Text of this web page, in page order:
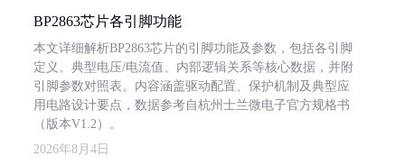
BP2863芯片各引脚功能
本文详细解析BP2863芯片的引脚功能及参数，包括各引脚
定义、典型电压/电流值、内部逻辑关系等核心数据，并附
引脚参数对照表。内容涵盖驱动配置、保护机制及典型应
用电路设计要点，数据参考自杭州士兰微电子官方规格书
（版本V1.2）。
2026年8月4日